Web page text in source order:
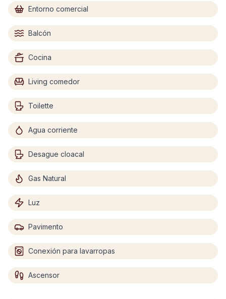
Entorno comercial
Balcón
Cocina
Living comedor
Toilette
Agua corriente
Desague cloacal
Gas Natural
Luz
Pavimento
Conexión para lavarropas
Ascensor